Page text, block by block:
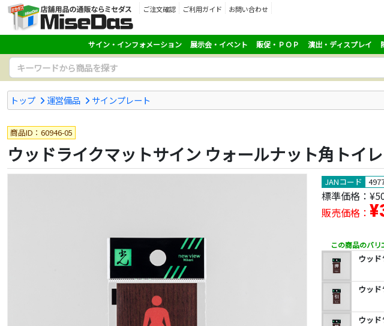
ご注文確認 ご利用ガイド
お問い合わせ
サイン・インフォメーション 展示会・イベント 販促・ＰＯＰ 演出・ディスプレイ
トップ 運営備品 サインプレート
商品ID：60946-05
ウッドライクマットサイン ウォールナット角トイ
JANコード
標準価格：
販売価格：
この商品のバリ
ウッ
ウッ
ウッ